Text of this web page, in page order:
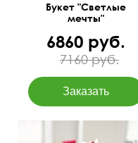
Букет "Светлые
мечты"
6860 руб.
7160 руб.